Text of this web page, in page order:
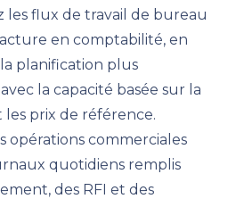
les flux de travail de bureau
en comptabilité, en
planification plus
la capacité basée sur la
prix de référence.
opérations commerciales
quotidiens remplis
des RFI et des